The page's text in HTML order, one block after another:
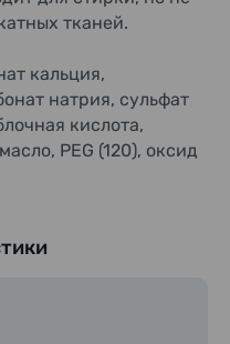
тканей.
кальция,
натрия, сульфат
кислота,
PEG (120), оксид